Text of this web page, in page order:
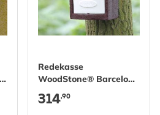
Redekasse
WoodStone® Barcelona
halvåben - Brun
314,90